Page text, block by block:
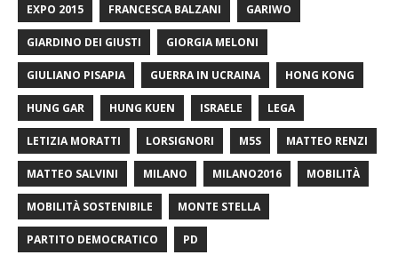
EXPO 2015 FRANCESCA BALZANI GARIWO
GIARDINO DEI GIUSTI GIORGIA MELONI
GIULIANO PISAPIA GUERRA IN UCRAINA HONG KONG
HUNG GAR HUNG KUEN ISRAELE LEGA
LETIZIA MORATTI LORSIGNORI M5S MATTEO RENZI
MATTEO SALVINI MILANO MILANO2016 MOBILITÀ
MOBILITÀ SOSTENIBILE MONTE STELLA
PARTITO DEMOCRATICO PD